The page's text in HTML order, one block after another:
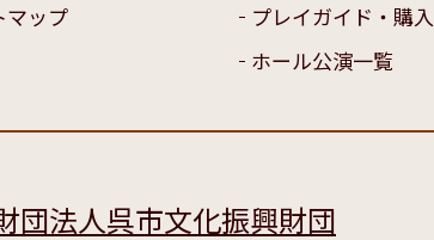
マップ
プレイガイド・購
ホール公演一覧
団法人呉市文化振興財団